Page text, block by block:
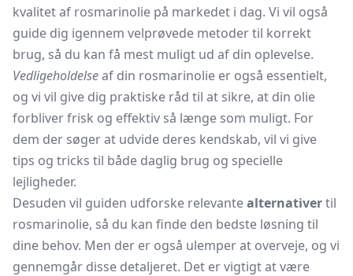
kvalitet af rosmarinolie på markedet i dag. Vi vil også
guide dig igennem velprøvede metoder til korrekt
brug, så du kan få mest muligt ud af din oplevelse.
Vedligeholdelseaf din rosmarinolie er også essentielt,
og vi vil give dig praktiske råd til at sikre, at din olie
forbliver frisk og effektiv så længe som muligt. For
dem der søger at udvide deres kendskab, vil vi give
tips og tricks til både daglig brug og specielle
lejligheder.
Desuden vil guiden udforske relevantealternativertil
rosmarinolie, så du kan finde den bedste løsning til
dine behov. Men der er også ulemper at overveje, og vi
gennemgår disse detaljeret. Det er vigtigt at være